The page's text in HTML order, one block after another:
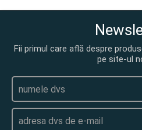
Fii primul care află despre
pe site-ul